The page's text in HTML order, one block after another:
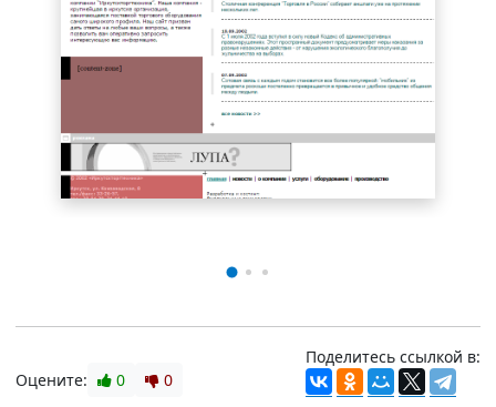
Оцените: 0 0
Поделитесь ссылкой в: